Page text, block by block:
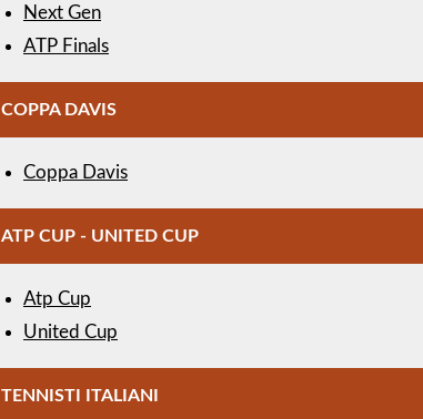
Next Gen
ATP Finals
COPPA DAVIS
Coppa Davis
ATP CUP - UNITED CUP
Atp Cup
United Cup
TENNISTI ITALIANI